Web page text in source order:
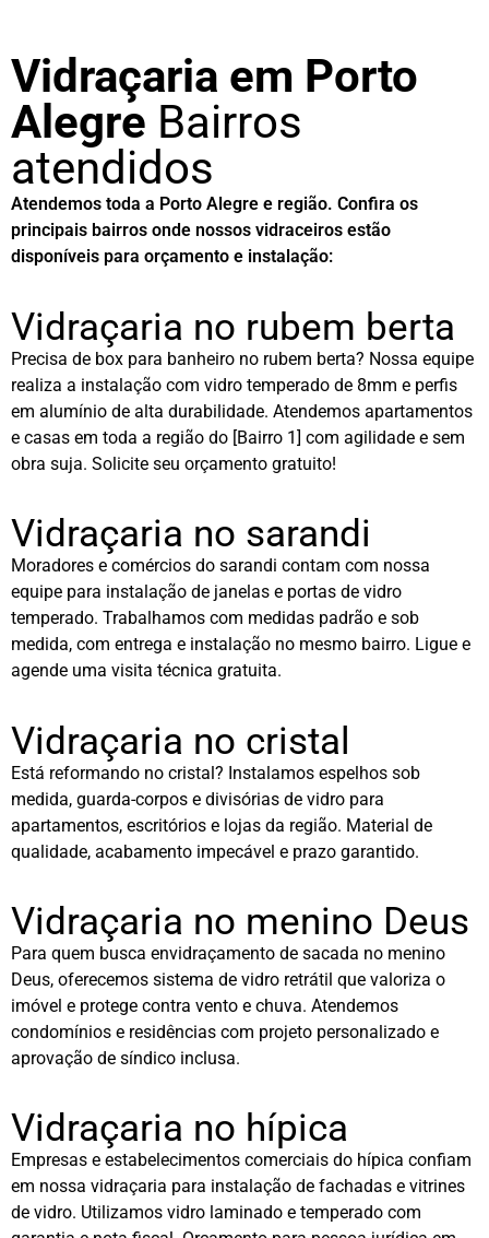
Vidraçaria em Porto
Alegre Bairros
atendidos
Atendemos toda a Porto Alegre e região. Confira os
principais bairros onde nossos vidraceiros estão
disponíveis para orçamento e instalação:
Vidraçaria no rubem berta
Precisa de box para banheiro no rubem berta? Nossa equipe
realiza a instalação com vidro temperado de 8mm e perfis
em alumínio de alta durabilidade. Atendemos apartamentos
e casas em toda a região do [Bairro 1] com agilidade e sem
obra suja. Solicite seu orçamento gratuito!
Vidraçaria no sarandi
Moradores e comércios do sarandi contam com nossa
equipe para instalação de janelas e portas de vidro
temperado. Trabalhamos com medidas padrão e sob
medida, com entrega e instalação no mesmo bairro. Ligue e
agende uma visita técnica gratuita.
Vidraçaria no cristal
Está reformando no cristal? Instalamos espelhos sob
medida, guarda-corpos e divisórias de vidro para
apartamentos, escritórios e lojas da região. Material de
qualidade, acabamento impecável e prazo garantido.
Vidraçaria no menino Deus
Para quem busca envidraçamento de sacada no menino
Deus, oferecemos sistema de vidro retrátil que valoriza o
imóvel e protege contra vento e chuva. Atendemos
condomínios e residências com projeto personalizado e
aprovação de síndico inclusa.
Vidraçaria no hípica
Empresas e estabelecimentos comerciais do hípica confiam
em nossa vidraçaria para instalação de fachadas e vitrines
de vidro. Utilizamos vidro laminado e temperado com